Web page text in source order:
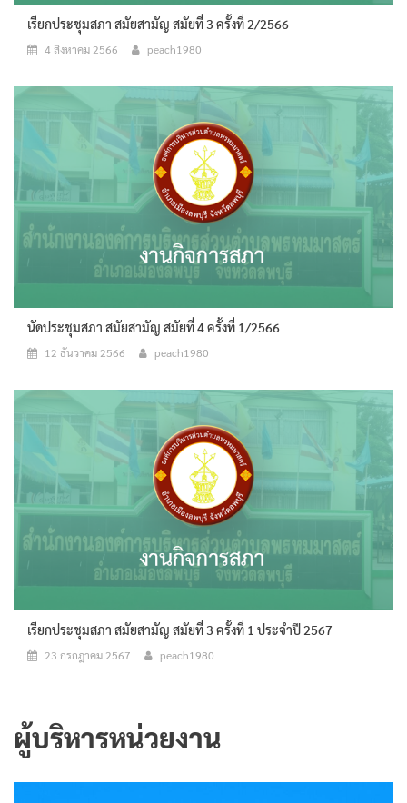
เรียกประชุมสภา สมัยสามัญ สมัยที่ 3 ครั้งที่ 2/2566
4 สิงหาคม 2566 peach1980
นัดประชุมสภา สมัยสามัญ สมัยที่ 4 ครั้งที่ 1/2566
12 ธันวาคม 2566 peach1980
เรียกประชุมสภา สมัยสามัญ สมัยที่ 3 ครั้งที่ 1 ประจำปี 2567
23 กรกฎาคม 2567 peach1980
ผู้บริหารหน่วยงาน